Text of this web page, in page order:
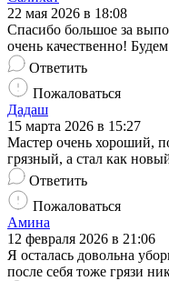
22 мая 2026 в 18:08
Спасибо большое за
очень качественно!
Ответить
Пожаловаться
Дадаш
15 марта 2026 в 15:27
Мастер очень хороший,
грязный, а стал как
Ответить
Пожаловаться
Амина
12 февраля 2026 в 21:06
Я осталась довольна
после себя тоже грязи